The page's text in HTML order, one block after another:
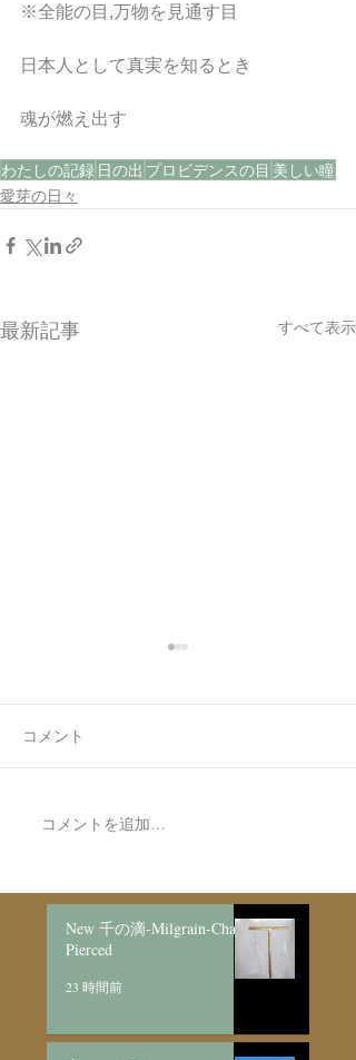
※全能の目,万物を見通す目
日本人として真実を知るとき
魂が燃え出す
わたしの記録 日の出 プロビデンスの目 美しい瞳
愛芽の日々
最新記事 すべて表示
7月最後の日録
コメント
コメントを追加…
New 千の滴-Milgrain-Chain
Pierced
23 時間前